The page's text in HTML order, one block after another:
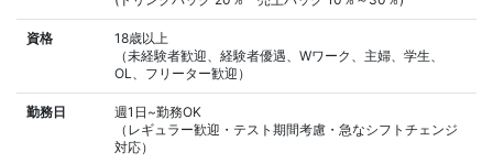
資格
18歳以上
（未経験者歓迎、経験者優遇、Wワーク、主婦、学生、
OL、フリーター歓迎）
勤務日
週1日~勤務OK
（レギュラー歓迎・テスト期間考慮・急なシフトチェンジ
対応）